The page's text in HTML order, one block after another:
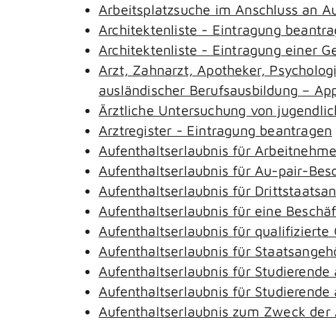
Arbeitsplatzsuche im Anschluss an
Architektenliste - Eintragung
Architektenliste - Eintragung einer
Arzt, Zahnarzt, Apotheker,
ausländischer Berufsausbildung –
Ärztliche Untersuchung von
Arztregister - Eintragung beantragen
Aufenthaltserlaubnis für
Aufenthaltserlaubnis für Au-pair-
Aufenthaltserlaubnis für
Aufenthaltserlaubnis für eine
Aufenthaltserlaubnis für qualifizierte
Aufenthaltserlaubnis für
Aufenthaltserlaubnis für
Aufenthaltserlaubnis für
Aufenthaltserlaubnis zum Zweck der